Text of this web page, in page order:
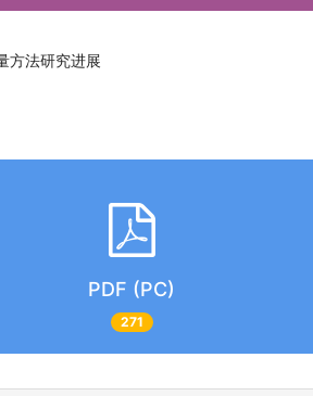
方法研究进展
PDF (PC)
271